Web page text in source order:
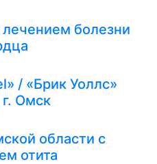
болезни
/ «Брик Уоллс»
г. Омск
области с
отита